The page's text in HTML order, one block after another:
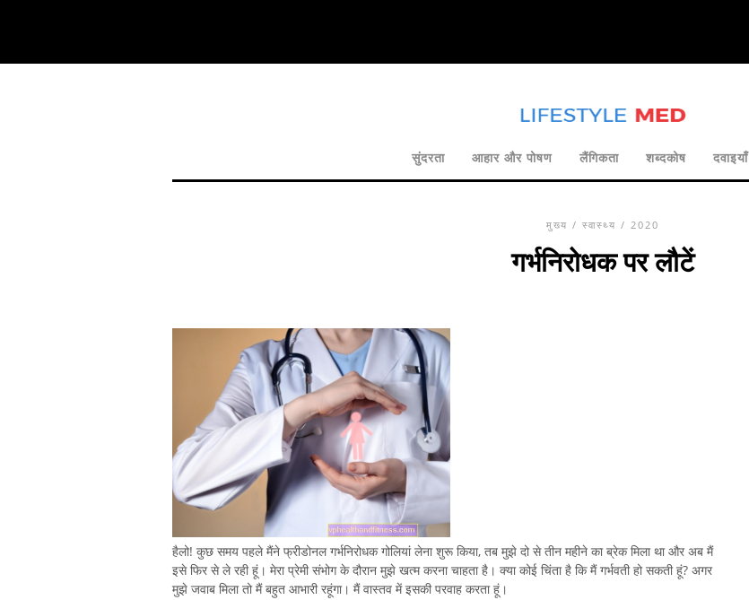
सुंदरता आहार और पोषण लैंगिकता शब्दकोष दवाइयाँ
मुख्य / स्वास्थ्य / 2020
गर्भनिरोधक पर लौटें
हैलो! कुछ समय पहले मैंने फ्रीडोनल गर्भनिरोधक गोलियां लेना शुरू किया, तब मुझे दो से तीन महीने का ब्रेक मिला था और अब मैं
इसे फिर से ले रही हूं। मेरा प्रेमी संभोग के दौरान मुझे खत्म करना चाहता है। क्या कोई चिंता है कि मैं गर्भवती हो सकती हूं? अगर
मुझे जवाब मिला तो मैं बहुत आभारी रहूंगा। मैं वास्तव में इसकी परवाह करता हूं।